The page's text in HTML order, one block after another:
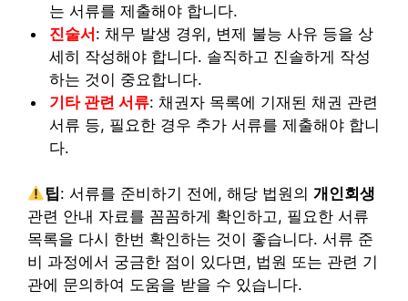
는 서류를 제출해야 합니다.
진술서: 채무 발생 경위, 변제 불능 사유 등을 상
세히 작성해야 합니다. 솔직하고 진솔하게 작성
하는 것이 중요합니다.
기타 관련 서류: 채권자 목록에 기재된 채권 관련
서류 등, 필요한 경우 추가 서류를 제출해야 합니
다.
팁: 서류를 준비하기 전에, 해당 법원의개인회생
관련 안내 자료를 꼼꼼하게 확인하고, 필요한 서류
목록을 다시 한번 확인하는 것이 좋습니다. 서류 준
비 과정에서 궁금한 점이 있다면, 법원 또는 관련 기
관에 문의하여 도움을 받을 수 있습니다.